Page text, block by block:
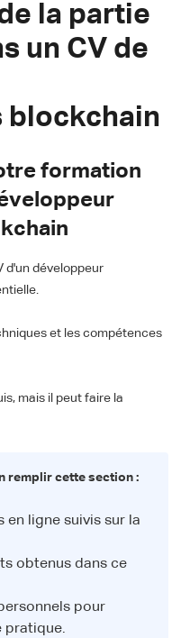
la partie
un CV de
blockchain
formation
d'un développeur
et les compétences
mais il peut faire la
remplir cette section :
en ligne suivis sur la
obtenus dans ce
pour
pratique.